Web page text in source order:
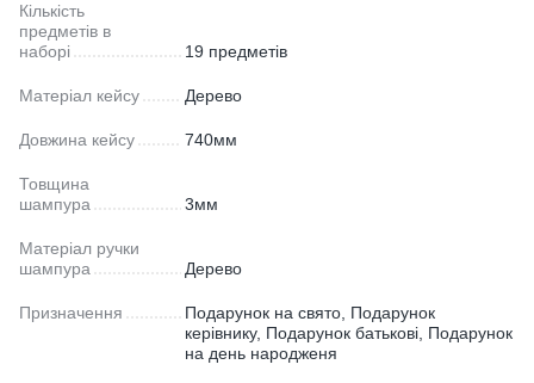
Кількість
предметів в
наборі
19 предметів
Матеріал кейсу Дерево
Довжина кейсу 740мм
Товщина
шампура
3мм
Матеріал ручки
шампура
Дерево
Призначення
Подарунок на свято, Подарунок
керівнику, Подарунок батькові, Подарунок
на день народженя